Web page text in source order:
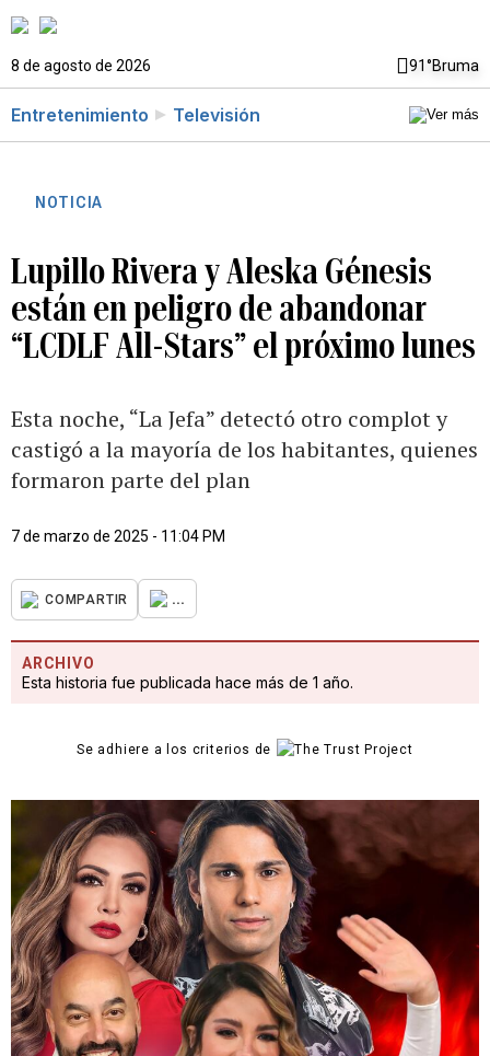
8 de agosto de 2026 91°Bruma
Entretenimiento Televisión
NOTICIA
Lupillo Rivera y Aleska Génesis
están en peligro de abandonar
“LCDLF All-Stars” el próximo lunes
Esta noche, “La Jefa” detectó otro complot y
castigó a la mayoría de los habitantes, quienes
formaron parte del plan
7 de marzo de 2025 - 11:04 PM
COMPARTIR ...
ARCHIVO
Esta historia fue publicada hace más de 1 año.
Se adhiere a los criterios de